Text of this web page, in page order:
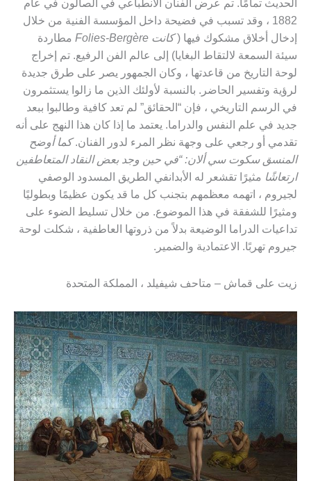
الحديث تمامًا. تم عرض الفنان الانطباعي في الصالون في عام
1882 ، وقد تسبب في فضيحة داخل المؤسسة الفنية من خلال
إدخال أخلاق مشكوك فيها (كانت Folies-Bergère
مطاردة
سيئة السمعة لالتقاط البغايا) إلى عالم الفن الرفيع. تم إخراج
لوحة التاريخ من قاعدتها ، وكان الجمهور يصر على طرق جديدة
لرؤية وتفسير الحاضر. بالنسبة لأولئك الذين ما زالوا يستثمرون
في الرسم التاريخي ، فإن “الحقائق” لم تعد كافية وطالبوا ببعد
جديد في علم النفس والدراما. يعتمد ما إذا كان هذا النهج على أنه
تقدمي أو رجعي على وجهة نظر المرء لدور الفنان.كما أوضح
المنسق سكوت سي ألان: “في حين وجد بعض النقاد المتعاطفين
ارتعاشًا مثيرًا تقشعر له الأبدانفي الطريق المسدود الوصفي
لجيروم ، اتهمه معظمهم بتجنب كل ما قد يكون عظيمًا وبطوليًا
ومثيرًا للشفقة في هذا الموضوع. من خلال تسليط الضوء على
تداعيات الدراما الوضيعة بدلاً من ذروتها العاطفية ، شكلت لوحة
جيروم تهربًا. الاعتمادية والضمير.
زيت على قماش – متاحف شيفيلد ، المملكة المتحدة